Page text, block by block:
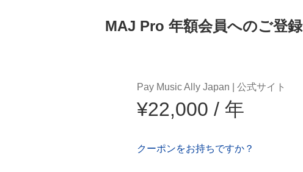
MAJ Pro 年額会員へのご登録
Pay Music Ally Japan | 公式サイト
¥22,000 / 年
クーポンをお持ちですか？